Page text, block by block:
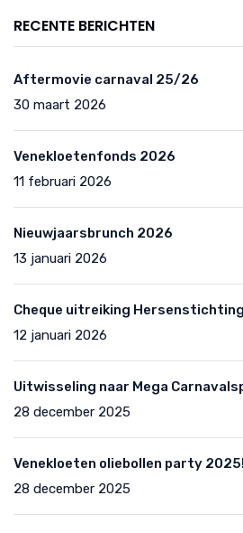
RECENTE BERICHTEN
Aftermovie carnaval 25/26
30 maart 2026
Venekloetenfonds 2026
11 februari 2026
Nieuwjaarsbrunch 2026
13 januari 2026
Cheque uitreiking Hersenstichting
12 januari 2026
Uitwisseling naar Mega
28 december 2025
Venekloeten oliebollen party 2025!
28 december 2025